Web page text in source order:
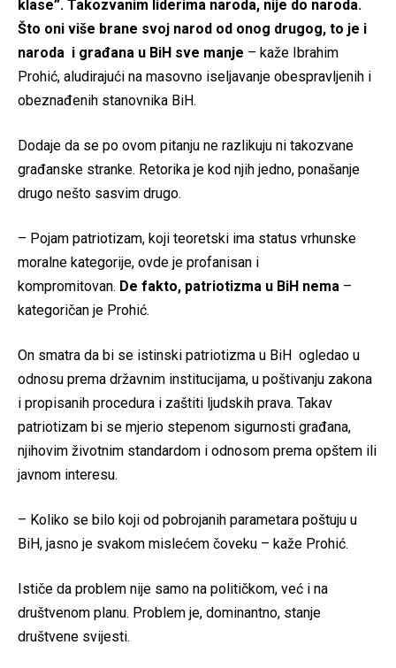
klase”. Takozvanim liderima naroda, nije do naroda.
Što oni više brane svoj narod od onog drugog, to je i
naroda i građana u BiH sve manje – kaže Ibrahim
Prohić, aludirajući na masovno iseljavanje obespravljenih i
obeznađenih stanovnika BiH.
Dodaje da se po ovom pitanju ne razlikuju ni takozvane
građanske stranke. Retorika je kod njih jedno, ponašanje
drugo nešto sasvim drugo.
– Pojam patriotizam, koji teoretski ima status vrhunske
moralne kategorije, ovde je profanisan i
kompromitovan. De fakto, patriotizma u BiH nema –
kategoričan je Prohić.
On smatra da bi se istinski patriotizma u BiH ogledao u
odnosu prema državnim institucijama, u poštivanju zakona
i propisanih procedura i zaštiti ljudskih prava. Takav
patriotizam bi se mjerio stepenom sigurnosti građana,
njihovim životnim standardom i odnosom prema opštem ili
javnom interesu.
– Koliko se bilo koji od pobrojanih parametara poštuju u
BiH, jasno je svakom mislećem čoveku – kaže Prohić.
Ističe da problem nije samo na političkom, već i na
društvenom planu. Problem je, dominantno, stanje
društvene svijesti.